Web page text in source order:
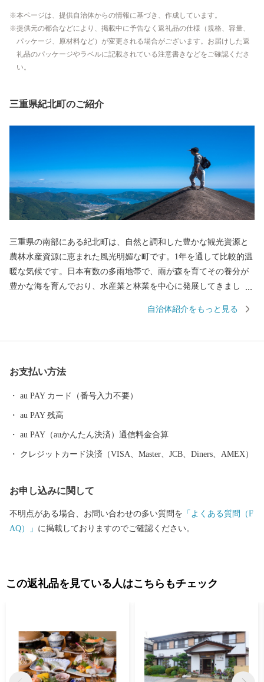
本ページは、提供自治体からの情報に基づき、作成しています。
提供元の都合などにより、掲載中に予告なく返礼品の仕様（規格、容量、
パッケージ、原材料など）が変更される場合がございます。お届けした返
礼品のパッケージやラベルに記載されている注意書きなどをご確認くださ
い。
三重県紀北町のご紹介
三重県の南部にある紀北町は、自然と調和した豊かな観光資源と
農林水産資源に恵まれた風光明媚な町です。1年を通して比較的温
暖な気候です。日本有数の多雨地帯で、雨が森を育てその養分が
豊かな海を育んでおり、水産業と林業を中心に発展してきまし
自然豊かで、目の前が海の露天風呂付のホテル、料理自慢の民
四季を通じて新鮮で旬の食材が楽しめます。 紀北町は、「尾鷲ヒ
となっており、木の生育にはとっても厳しい条件となっていま
す。その環境下で、ゆっくり長い年月をかけて成長するため、刻
まれる年輪の幅はとても細かく、緻密で強靭な材質をもっていま
ます。
自治体紹介をもっと見る
お支払い方法
au PAY カード（番号入力不要）
au PAY 残高
au PAY（auかんたん決済）通信料金合算
クレジットカード決済（VISA、Master、JCB、Diners、AMEX）
お申し込みに関して
不明点がある場合、お問い合わせの多い質問を 「よくある質問（F
AQ）」 に掲載しておりますのでご確認ください。
この返礼品を見ている人はこちらもチェック